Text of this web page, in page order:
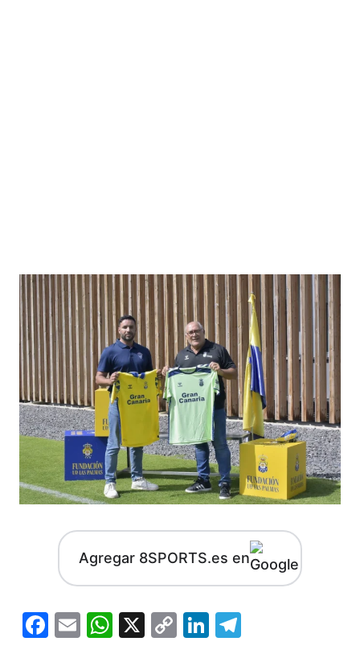
Agregar 8SPORTS.es en
Facebook
EmailWhatsApp
X
CopyLinkedIn